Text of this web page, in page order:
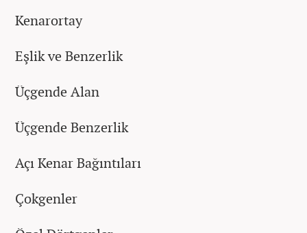
Kenarortay
Eşlik ve Benzerlik
Üçgende Alan
Üçgende Benzerlik
Açı Kenar Bağıntıları
Çokgenler